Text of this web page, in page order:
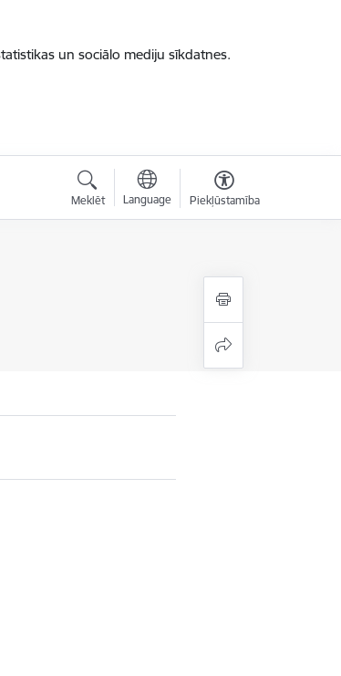
un sociālo mediju sīkdatnes.
Meklēt Language Piekļūstamība